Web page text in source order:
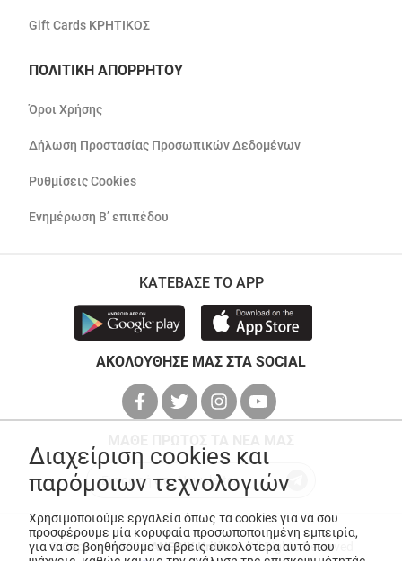
Gift Cards ΚΡΗΤΙΚΟΣ
ΠΟΛΙΤΙΚΗ ΑΠΟΡΡΗΤΟΥ
Όροι Χρήσης
Δήλωση Προστασίας Προσωπικών Δεδομένων
Ρυθμίσεις Cookies
Ενημέρωση Β’ επιπέδου
ΚΑΤΕΒΑΣΕ ΤΟ APP
ΑΚΟΛΟΥΘΗΣΕ ΜΑΣ ΣΤΑ SOCIAL
© Copyright 2026ANEDIK Kritikos. All Rights Reserved
Διαχείριση cookies και
παρόμοιων τεχνολογιών
Χρησιμοποιούμε εργαλεία όπως τα cookies για να σου
προσφέρουμε μία κορυφαία προσωποποιημένη εμπειρία,
για να σε βοηθήσουμε να βρεις ευκολότερα αυτό που